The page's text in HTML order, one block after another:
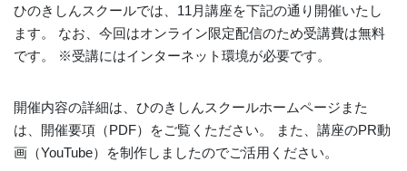
ひのきしんスクールでは、11月講座を下記の通り開催いたし
ます。 なお、今回はオンライン限定配信のため受講費は無料
です。 ※受講にはインターネット環境が必要です。
開催内容の詳細は、ひのきしんスクールホームページまた
は、開催要項（PDF）をご覧くたださい。 また、講座のPR動
画（YouTube）を制作しましたのでご活用ください。